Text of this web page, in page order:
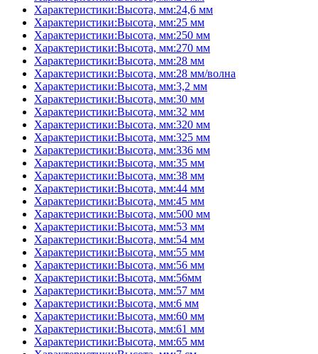
Характеристики:Высота, мм:24,6 мм
Характеристики:Высота, мм:25 мм
Характеристики:Высота, мм:250 мм
Характеристики:Высота, мм:270 мм
Характеристики:Высота, мм:28 мм
Характеристики:Высота, мм:28 мм/волна
Характеристики:Высота, мм:3,2 мм
Характеристики:Высота, мм:30 мм
Характеристики:Высота, мм:32 мм
Характеристики:Высота, мм:320 мм
Характеристики:Высота, мм:325 мм
Характеристики:Высота, мм:336 мм
Характеристики:Высота, мм:35 мм
Характеристики:Высота, мм:38 мм
Характеристики:Высота, мм:44 мм
Характеристики:Высота, мм:45 мм
Характеристики:Высота, мм:500 мм
Характеристики:Высота, мм:53 мм
Характеристики:Высота, мм:54 мм
Характеристики:Высота, мм:55 мм
Характеристики:Высота, мм:56 мм
Характеристики:Высота, мм:56мм
Характеристики:Высота, мм:57 мм
Характеристики:Высота, мм:6 мм
Характеристики:Высота, мм:60 мм
Характеристики:Высота, мм:61 мм
Характеристики:Высота, мм:65 мм